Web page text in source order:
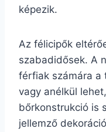
képezik.
Az félicipők
szabadidősek. A
férfiak számára a
vagy anélkül
bőrkonstrukció is
jellemző